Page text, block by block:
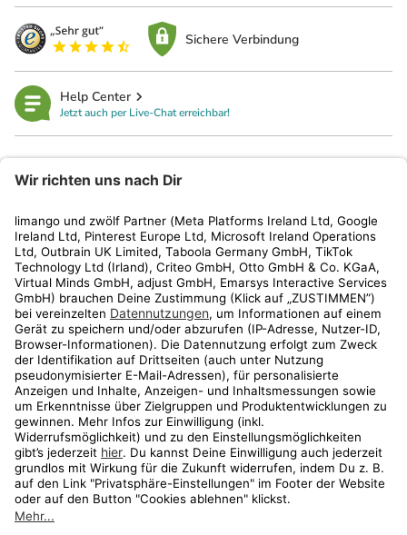
Sichere Verbindung
Help Center
Jetzt auch per Live-Chat erreichbar!
Kundenservice
Shop
Aktionen
Travel